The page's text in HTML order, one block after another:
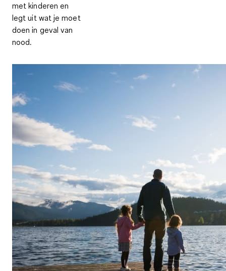
met kinderen en
legt uit wat je moet
doen in geval van
nood.